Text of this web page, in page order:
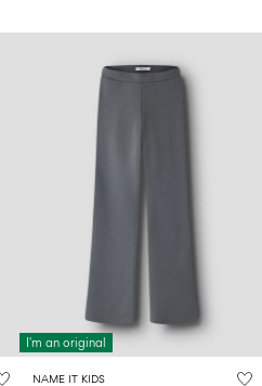
I'm an original
NAME IT KIDS